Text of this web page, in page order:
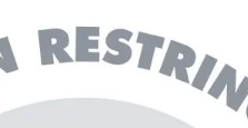
bioderma